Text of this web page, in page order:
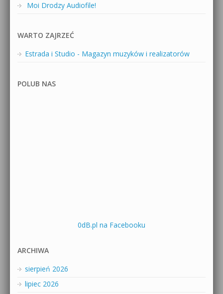
Moi Drodzy Audiofile!
WARTO ZAJRZEĆ
Estrada i Studio - Magazyn muzyków i realizatorów
POLUB NAS
0dB.pl na Facebooku
ARCHIWA
sierpień 2026
lipiec 2026